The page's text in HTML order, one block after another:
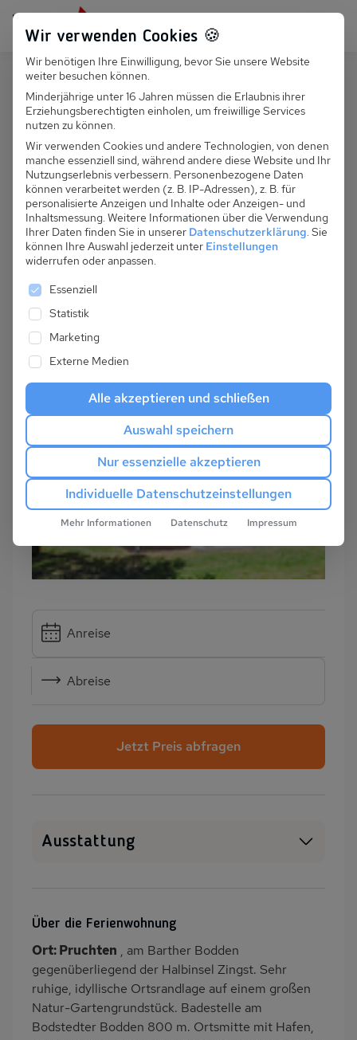
Persönlich für dich da: +49 251 899 050
Suchfeld
Suchen
D 068.047 - Ferienhaus Matti
Anreise
Abreise
Jetzt Preis abfragen
Ausstattung
PKW-Parkplatz
Dusche/WC
Küche
Herd (4 Kochfelder)
Backofen
Geschirrspülmaschine
Kühlschrank
Ruhige Lage
Über die Ferienwohnung
Ort: Pruchten , am Barther Bodden
gegenüberliegend der Halbinsel Zingst. Sehr
ruhige, idyllische Ortsrandlage auf einem großen
Natur-Gartengrundstück. Badestelle am
Bodstedter Bodden 800 m. Ortsmitte mit Hafen,
Wir verwenden Cookies 🍪
Wir benötigen Ihre Einwilligung, bevor Sie unsere Website
weiter besuchen können.
Minderjährige unter 16 Jahren müssen die Erlaubnis ihrer
Erziehungsberechtigten einholen, um freiwillige Services
nutzen zu können.
Wir verwenden Cookies und andere Technologien, von denen
manche essenziell sind, während andere diese Website und Ihr
Nutzungserlebnis verbessern. Personenbezogene Daten
können verarbeitet werden (z. B. IP-Adressen), z. B. für
personalisierte Anzeigen und Inhalte oder Anzeigen- und
Inhaltsmessung. Weitere Informationen über die Verwendung
Ihrer Daten finden Sie in unserer Datenschutzerklärung. Sie
können Ihre Auswahl jederzeit unter Einstellungen
widerrufen oder anpassen.
Es folgt eine Liste der Service-Gruppen, für die
Essenziell
Statistik
Marketing
Externe Medien
Alle akzeptieren und schließen
Auswahl speichern
Nur essenzielle akzeptieren
Individuelle Datenschutzeinstellungen
Mehr Informationen Datenschutz Impressum